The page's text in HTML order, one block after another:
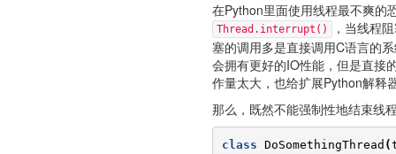
在Python里面使用线程最不爽的
Thread.interrupt()
，当线程
塞的调用多是直接调用C语言的
会拥有更好的IO性能，但是直接
作量太大，也给扩展Python解释
那么，既然不能强制性地结束线
class DoSomethingThread (